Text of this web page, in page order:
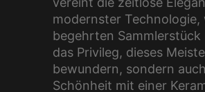
modernster Technologie,
begehrten
das Privileg, dieses
bewundern, sondern
Schönheit mit einer